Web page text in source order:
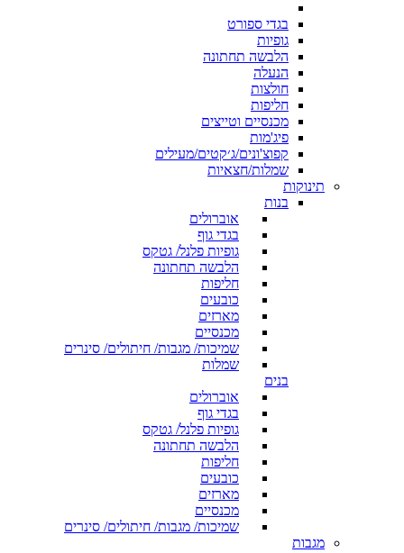
בגדי ספורט
גופיות
הלבשה תחתונה
הנעלה
חולצות
חליפות
מכנסיים וטייצים
פיג'מות
קפוצ'ונים/ג׳קטים/מעילים
שמלות/חצאיות
תינוקות
בנות
אוברולים
בגדי גוף
גופיות פלנל/ גטקס
הלבשה תחתונה
חליפות
כובעים
מארזים
מכנסיים
שמיכות/ מגבות/ חיתולים/ סינרים
שמלות
בנים
אוברולים
בגדי גוף
גופיות פלנל/ גטקס
הלבשה תחתונה
חליפות
כובעים
מארזים
מכנסיים
שמיכות/ מגבות/ חיתולים/ סינרים
מגבות